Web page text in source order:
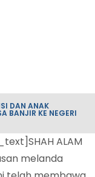
DAN ANAK
BANJIR KE NEGERI
ALAM
melanda